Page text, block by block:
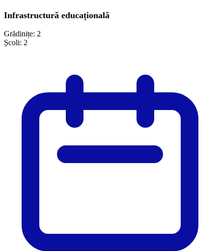
Infrastructură educațională
Grădinițe: 2
Școli: 2